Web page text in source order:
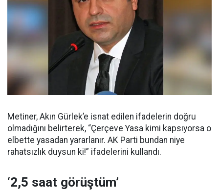
Metiner, Akın Gürlek’e isnat edilen ifadelerin doğru
olmadığını belirterek, “Çerçeve Yasa kimi kapsıyorsa o
elbette yasadan yararlanır. AK Parti bundan niye
rahatsızlık duysun ki!” ifadelerini kullandı.
‘2,5 saat görüştüm’